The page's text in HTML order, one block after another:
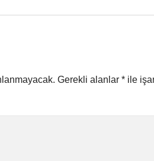
Gerekli alanlar * ile